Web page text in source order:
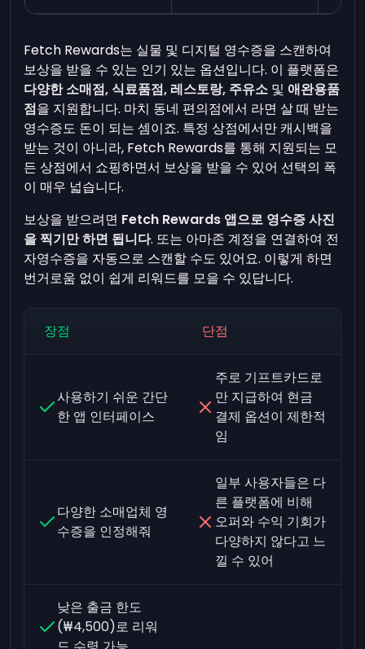
Fetch Rewards는 실물 및 디지털 영수증을 스캔하여
보상을 받을 수 있는 인기 있는 옵션입니다. 이 플랫폼은
다양한 소매점, 식료품점, 레스토랑, 주유소 및 애완용품
점을 지원합니다. 마치 동네 편의점에서 라면 살 때 받는
영수증도 돈이 되는 셈이죠. 특정 상점에서만 캐시백을
받는 것이 아니라, Fetch Rewards를 통해 지원되는 모
든 상점에서 쇼핑하면서 보상을 받을 수 있어 선택의 폭
이 매우 넓습니다.
보상을 받으려면 Fetch Rewards 앱으로 영수증 사진
을 찍기만 하면 됩니다. 또는 아마존 계정을 연결하여 전
자영수증을 자동으로 스캔할 수도 있어요. 이렇게 하면
번거로움 없이 쉽게 리워드를 모을 수 있답니다.
장점 단점
사용하기 쉬운 간단
한 앱 인터페이스
주로 기프트카드로
만 지급하여 현금
결제 옵션이 제한적
임
다양한 소매업체 영
수증을 인정해줘
일부 사용자들은 다
른 플랫폼에 비해
오퍼와 수익 기회가
다양하지 않다고 느
낄 수 있어
낮은 출금 한도
(₩4,500)로 리워